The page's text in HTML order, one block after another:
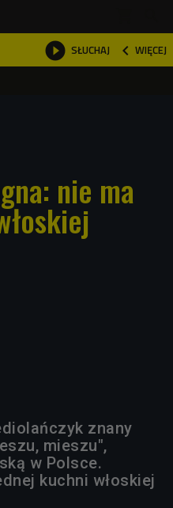
 SŁUCHAJ  WIĘCEJ

nie ma
znany
mieszu",
w Polsce.
kuchni włoskiej